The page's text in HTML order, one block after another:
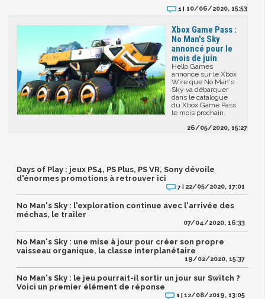
1 |10/06/2020, 15:53
Xbox Game Pass :
No Man's Sky
annoncé pour le
mois de juin
Hello Games
annonce sur le Xbox
Wire que No Man's
Sky va débarquer
dans le catalogue
du Xbox Game Pass
le mois prochain.
26/05/2020, 15:27
Days of Play : jeux PS4, PS Plus, PS VR, Sony dévoile
d'énormes promotions à retrouver ici
7 | 22/05/2020, 17:01
No Man's Sky : l'exploration continue avec l'arrivée des
méchas, le trailer
07/04/2020, 16:33
No Man's Sky : une mise à jour pour créer son propre
vaisseau organique, la classe interplanétaire
19/02/2020, 15:37
No Man's Sky : le jeu pourrait-il sortir un jour sur Switch ?
Voici un premier élément de réponse
1 |12/08/2019, 13:05